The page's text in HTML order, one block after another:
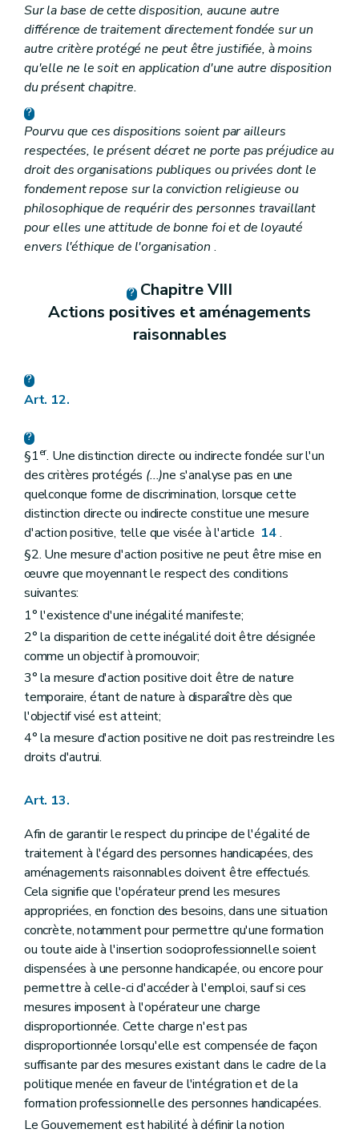
Sur la base de cette disposition, aucune autre
différence de traitement directement fondée sur un
autre critère protégé ne peut être justifiée, à moins
qu'elle ne le soit en application d'une autre disposition
du présent chapitre.
Pourvu que ces dispositions soient par ailleurs
respectées, le présent décret ne porte pas préjudice au
droit des organisations publiques ou privées dont le
fondement repose sur la conviction religieuse ou
philosophique de requérir des personnes travaillant
pour elles une attitude de bonne foi et de loyauté
envers l'éthique de l'organisation .
Chapitre VIII
Actions positives et aménagements
raisonnables
Art. 12.
§1er. Une distinction directe ou indirecte fondée sur l'un
des critères protégés (...)ne s'analyse pas en une
quelconque forme de discrimination, lorsque cette
distinction directe ou indirecte constitue une mesure
d'action positive, telle que visée à l'article 14.
§2. Une mesure d'action positive ne peut être mise en
œuvre que moyennant le respect des conditions
suivantes:
1° l'existence d'une inégalité manifeste;
2° la disparition de cette inégalité doit être désignée
comme un objectif à promouvoir;
3° la mesure d'action positive doit être de nature
temporaire, étant de nature à disparaître dès que
l'objectif visé est atteint;
4° la mesure d'action positive ne doit pas restreindre les
droits d'autrui.
Art. 13.
Afin de garantir le respect du principe de l'égalité de
traitement à l'égard des personnes handicapées, des
aménagements raisonnables doivent être effectués.
Cela signifie que l'opérateur prend les mesures
appropriées, en fonction des besoins, dans une situation
concrète, notamment pour permettre qu'une formation
ou toute aide à l'insertion socioprofessionnelle soient
dispensées à une personne handicapée, ou encore pour
permettre à celle-ci d'accéder à l'emploi, sauf si ces
mesures imposent à l'opérateur une charge
disproportionnée. Cette charge n'est pas
disproportionnée lorsqu'elle est compensée de façon
suffisante par des mesures existant dans le cadre de la
politique menée en faveur de l'intégration et de la
formation professionnelle des personnes handicapées.
Le Gouvernement est habilité à définir la notion